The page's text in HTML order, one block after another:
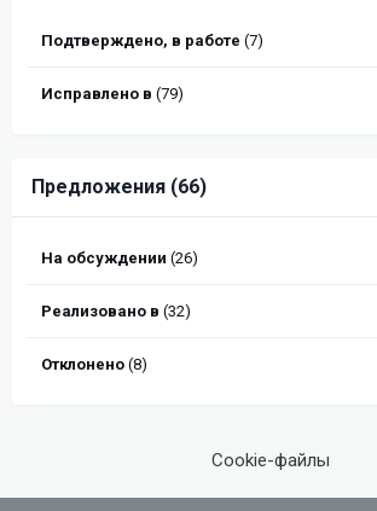
Подтверждено, в работе (7)
Исправлено в (79)
Предложения (66)
На обсуждении (26)
Реализовано в (32)
Отклонено (8)
Cookie-файлы